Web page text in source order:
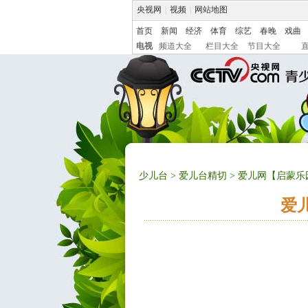
央视网 视频 网站地图
首页 新闻 经济 体育 综艺 春晚
戏曲
电视
频道大全 栏目大全 节目大全
少儿台 > 爱儿台精切 > 爱儿网【启蒙
爱